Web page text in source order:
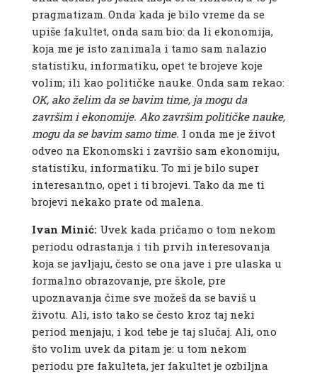
pragmatizam. Onda kada je bilo vreme da se
upiše fakultet, onda sam bio: da li ekonomija,
koja me je isto zanimala i tamo sam nalazio
statistiku, informatiku, opet te brojeve koje
volim; ili kao političke nauke. Onda sam rekao:
OK, ako želim da se bavim time, ja mogu da
završim i ekonomije. Ako završim političke nauke,
mogu da se bavim samo time. I onda me je život
odveo na Ekonomski i završio sam ekonomiju,
statistiku, informatiku. To mi je bilo super
interesantno, opet i ti brojevi. Tako da me ti
brojevi nekako prate od malena.
Ivan Minić:Uvek kada pričamo o tom nekom
periodu odrastanja i tih prvih interesovanja
koja se javljaju, često se ona jave i pre ulaska u
formalno obrazovanje, pre škole, pre
upoznavanja čime sve možeš da se baviš u
životu. Ali, isto tako se često kroz taj neki
period menjaju, i kod tebe je taj slučaj. Ali, ono
što volim uvek da pitam je: u tom nekom
periodu pre fakulteta, jer fakultet je ozbiljna